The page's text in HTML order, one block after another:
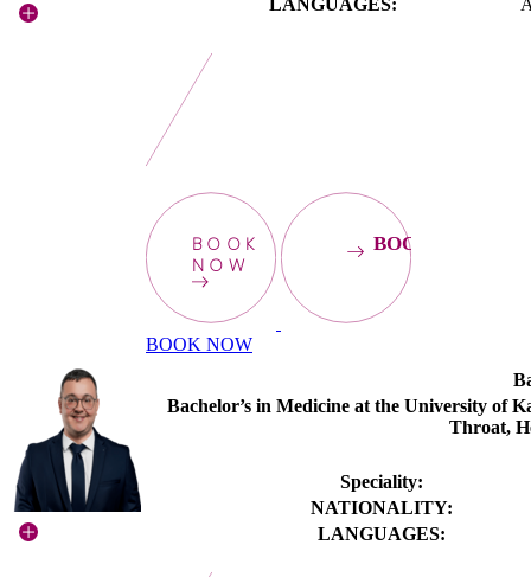
LANGUAGES:
BOOK
NOW
BOOKNOW
BOOK NOW
Bachelor’s in Medicine at the University of
Throat,
Speciality:
NATIONALITY:
LANGUAGES: